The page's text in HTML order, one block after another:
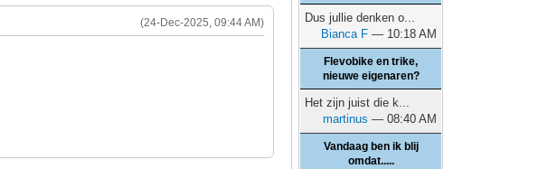
(24-Dec-2025, 09:44 AM)
Dus jullie denken o...
Bianca F — 10:18 AM
Flevobike en trike,
nieuwe eigenaren?
Het zijn juist die k...
martinus — 08:40 AM
Vandaag ben ik blij
omdat.....